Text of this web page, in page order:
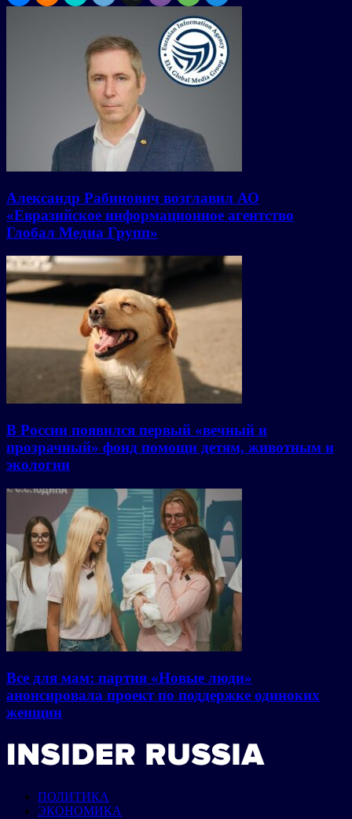
Александр Рабинович возглавил АО
«Евразийское информационное агентство
Глобал Медиа Групп»
В России появился первый «вечный и
прозрачный» фонд помощи детям, животным и
экологии
Все для мам: партия «Новые люди»
анонсировала проект по поддержке одиноких
женщин
ПОЛИТИКА
ЭКОНОМИКА